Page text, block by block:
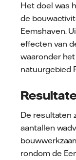
Het doel was
de
Eemshaven.
effecten van
waaronder
natuurgebied
De resultaten
aantallen
rondom de